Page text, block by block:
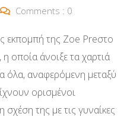
Comments : 0
εκπομπή της Zoe Preστο
οποία άνοιξε τα χαρτιά
όλα, αναφερόμενη μεταξύ
ορισμένοι
της με τις γυναίκες